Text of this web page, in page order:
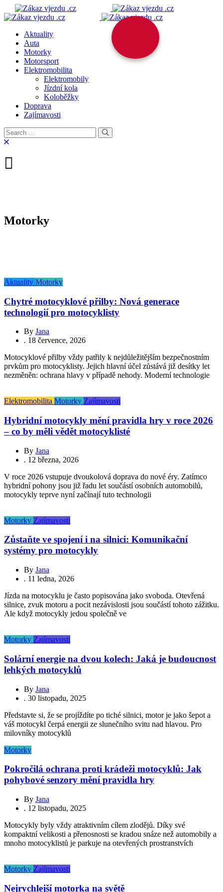
Aktuality
Auta
Motorky
Motorsport
Elektromobilita
Elektromobily
Jízdní kola
Koloběžky
Doprava
Zajímavosti
Motorky
Aktuality Motorky
Chytré motocyklové přilby: Nová generace
technologií pro motocyklisty
By Jana
. 18 července, 2026
Motocyklové přilby vždy patřily k nejdůležitějším bezpečnostním
prvkům pro motocyklisty. Jejich hlavní účel zůstává již desítky let
nezměněn: ochrana hlavy v případě nehody. Moderní technologie
Elektromobilita Motorky Zajímavosti
Hybridní motocykly mění pravidla hry v roce 2026
– co by měli vědět motocyklisté
By Jana
. 12 března, 2026
V roce 2026 vstupuje dvoukolová doprava do nové éry. Zatímco
hybridní pohony jsou již řadu let součástí osobních automobilů,
motocykly teprve nyní začínají tuto technologii
Motorky Zajímavosti
Zůstaňte ve spojení i na silnici: Komunikační
systémy pro motocykly
By Jana
. 11 ledna, 2026
Jízda na motocyklu je často popisována jako svoboda. Otevřená
silnice, zvuk motoru a pocit nezávislosti jsou součástí tohoto zážitku.
Ale když motocykly jedou společně ve
Motorky Zajímavosti
Solární energie na dvou kolech: Jaká je budoucnost
lehkých motocyklů
By Jana
. 30 listopadu, 2025
Představte si, že se projíždíte po tiché silnici, motor je jako šepot a
váš motocykl čerpá energii ze slunečního svitu nad hlavou. Pro
milovníky motocyklů
Motorky
Pokročilá ochrana proti krádeži motocyklů: Jak
pohybové senzory mění pravidla hry
By Jana
. 12 listopadu, 2025
Motocykly byly vždy atraktivním cílem zlodějů. Díky své
kompaktní velikosti a přenosnosti se kradou snáze než automobily a
mnoho motocyklistů je parkuje na otevřených prostranstvích
Motorky Zajímavosti
Nejrychlejší motorka na světě